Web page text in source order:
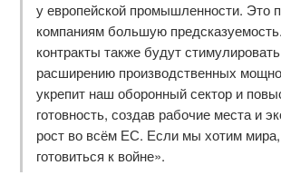
у европейской промышленности. Это
компаниям большую
контракты также будут
расширению производственных
укрепит наш оборонный сектор и
готовность, создав рабочие места и
рост во всём ЕС. Если мы хотим
готовиться к войне».